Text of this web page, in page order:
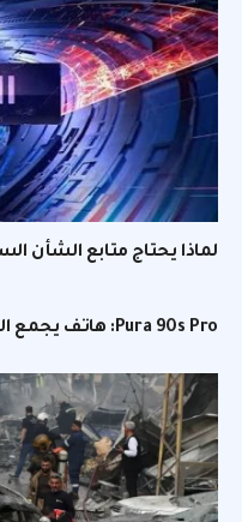
لماذا يحتاج متابع الشأن
Pura 90s Pro: هاتف يجمع التصوير الفائق والبطارية الطويلة